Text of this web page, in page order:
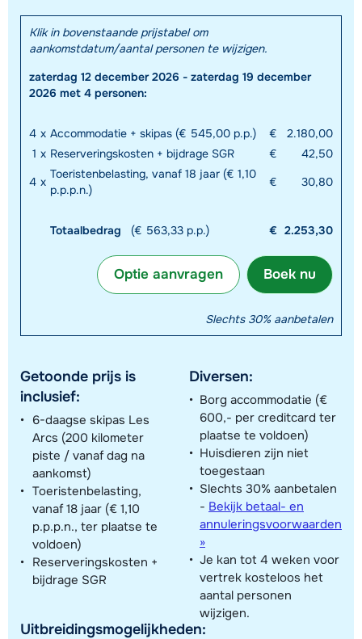
Klik in bovenstaande prijstabel om
aankomstdatum/aantal personen te wijzigen.
zaterdag 12 december 2026 - zaterdag 19 december
2026 met 4 personen:
4 x Accommodatie + skipas (€ 545,00 p.p.) €
2.180,00
1 x Reserveringskosten + bijdrage SGR €
42,50
4 x
Toeristenbelasting, vanaf 18 jaar (€ 1,10
p.p.p.n.)
€ 30,80
Totaalbedrag (€ 563,33 p.p.) € 2.253,30
Boek nu
Optie aanvragen
Slechts 30% aanbetalen
Getoonde prijs is
inclusief:
6-daagse skipas Les
Arcs (200 kilometer
piste / vanaf dag na
aankomst)
Toeristenbelasting,
vanaf 18 jaar (€ 1,10
p.p.p.n., ter plaatse te
voldoen)
Reserveringskosten +
bijdrage SGR
Uitbreidingsmogelijkheden:
Diversen:
Borg accommodatie (€
600,- per creditcard ter
plaatse te voldoen)
Huisdieren zijn niet
toegestaan
Slechts 30% aanbetalen
- Bekijk betaal- en
annuleringsvoorwaarden
»
Je kan tot 4 weken voor
vertrek kosteloos het
aantal personen
wijzigen.